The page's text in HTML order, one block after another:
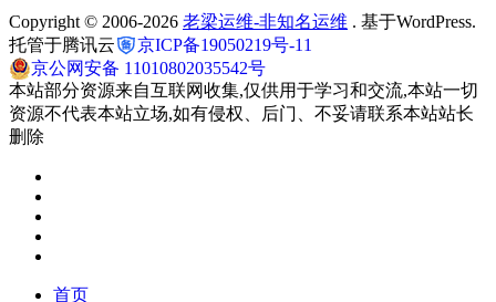
Copyright © 2006-2026 老梁运维-非知名运维 . 基于WordPress.
托管于腾讯云
京ICP备19050219号-11
京公网安备 11010802035542号
本站部分资源来自互联网收集,仅供用于学习和交流,本站一切
资源不代表本站立场,如有侵权、后门、不妥请联系本站站长
删除
首页